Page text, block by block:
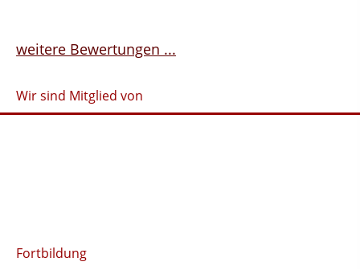
weitere Bewertungen ...
Wir sind Mitglied von
Fortbildung